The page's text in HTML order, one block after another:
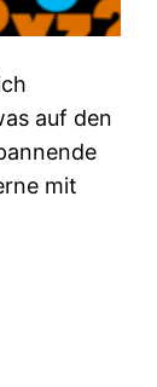
auf den
mit